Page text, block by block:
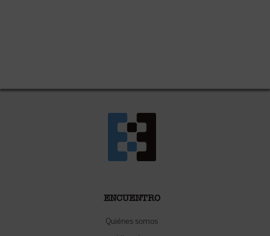
ENCUENTRO
Quiénes somos